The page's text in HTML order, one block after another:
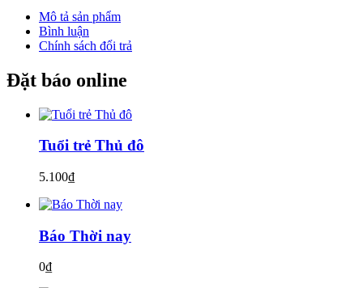
Mô tả sản phẩm
Bình luận
Chính sách đổi trả
Đặt báo online
Tuổi trẻ Thủ đô
5.100₫
Báo Thời nay
0₫